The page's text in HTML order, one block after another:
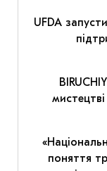
UFDA
поняття